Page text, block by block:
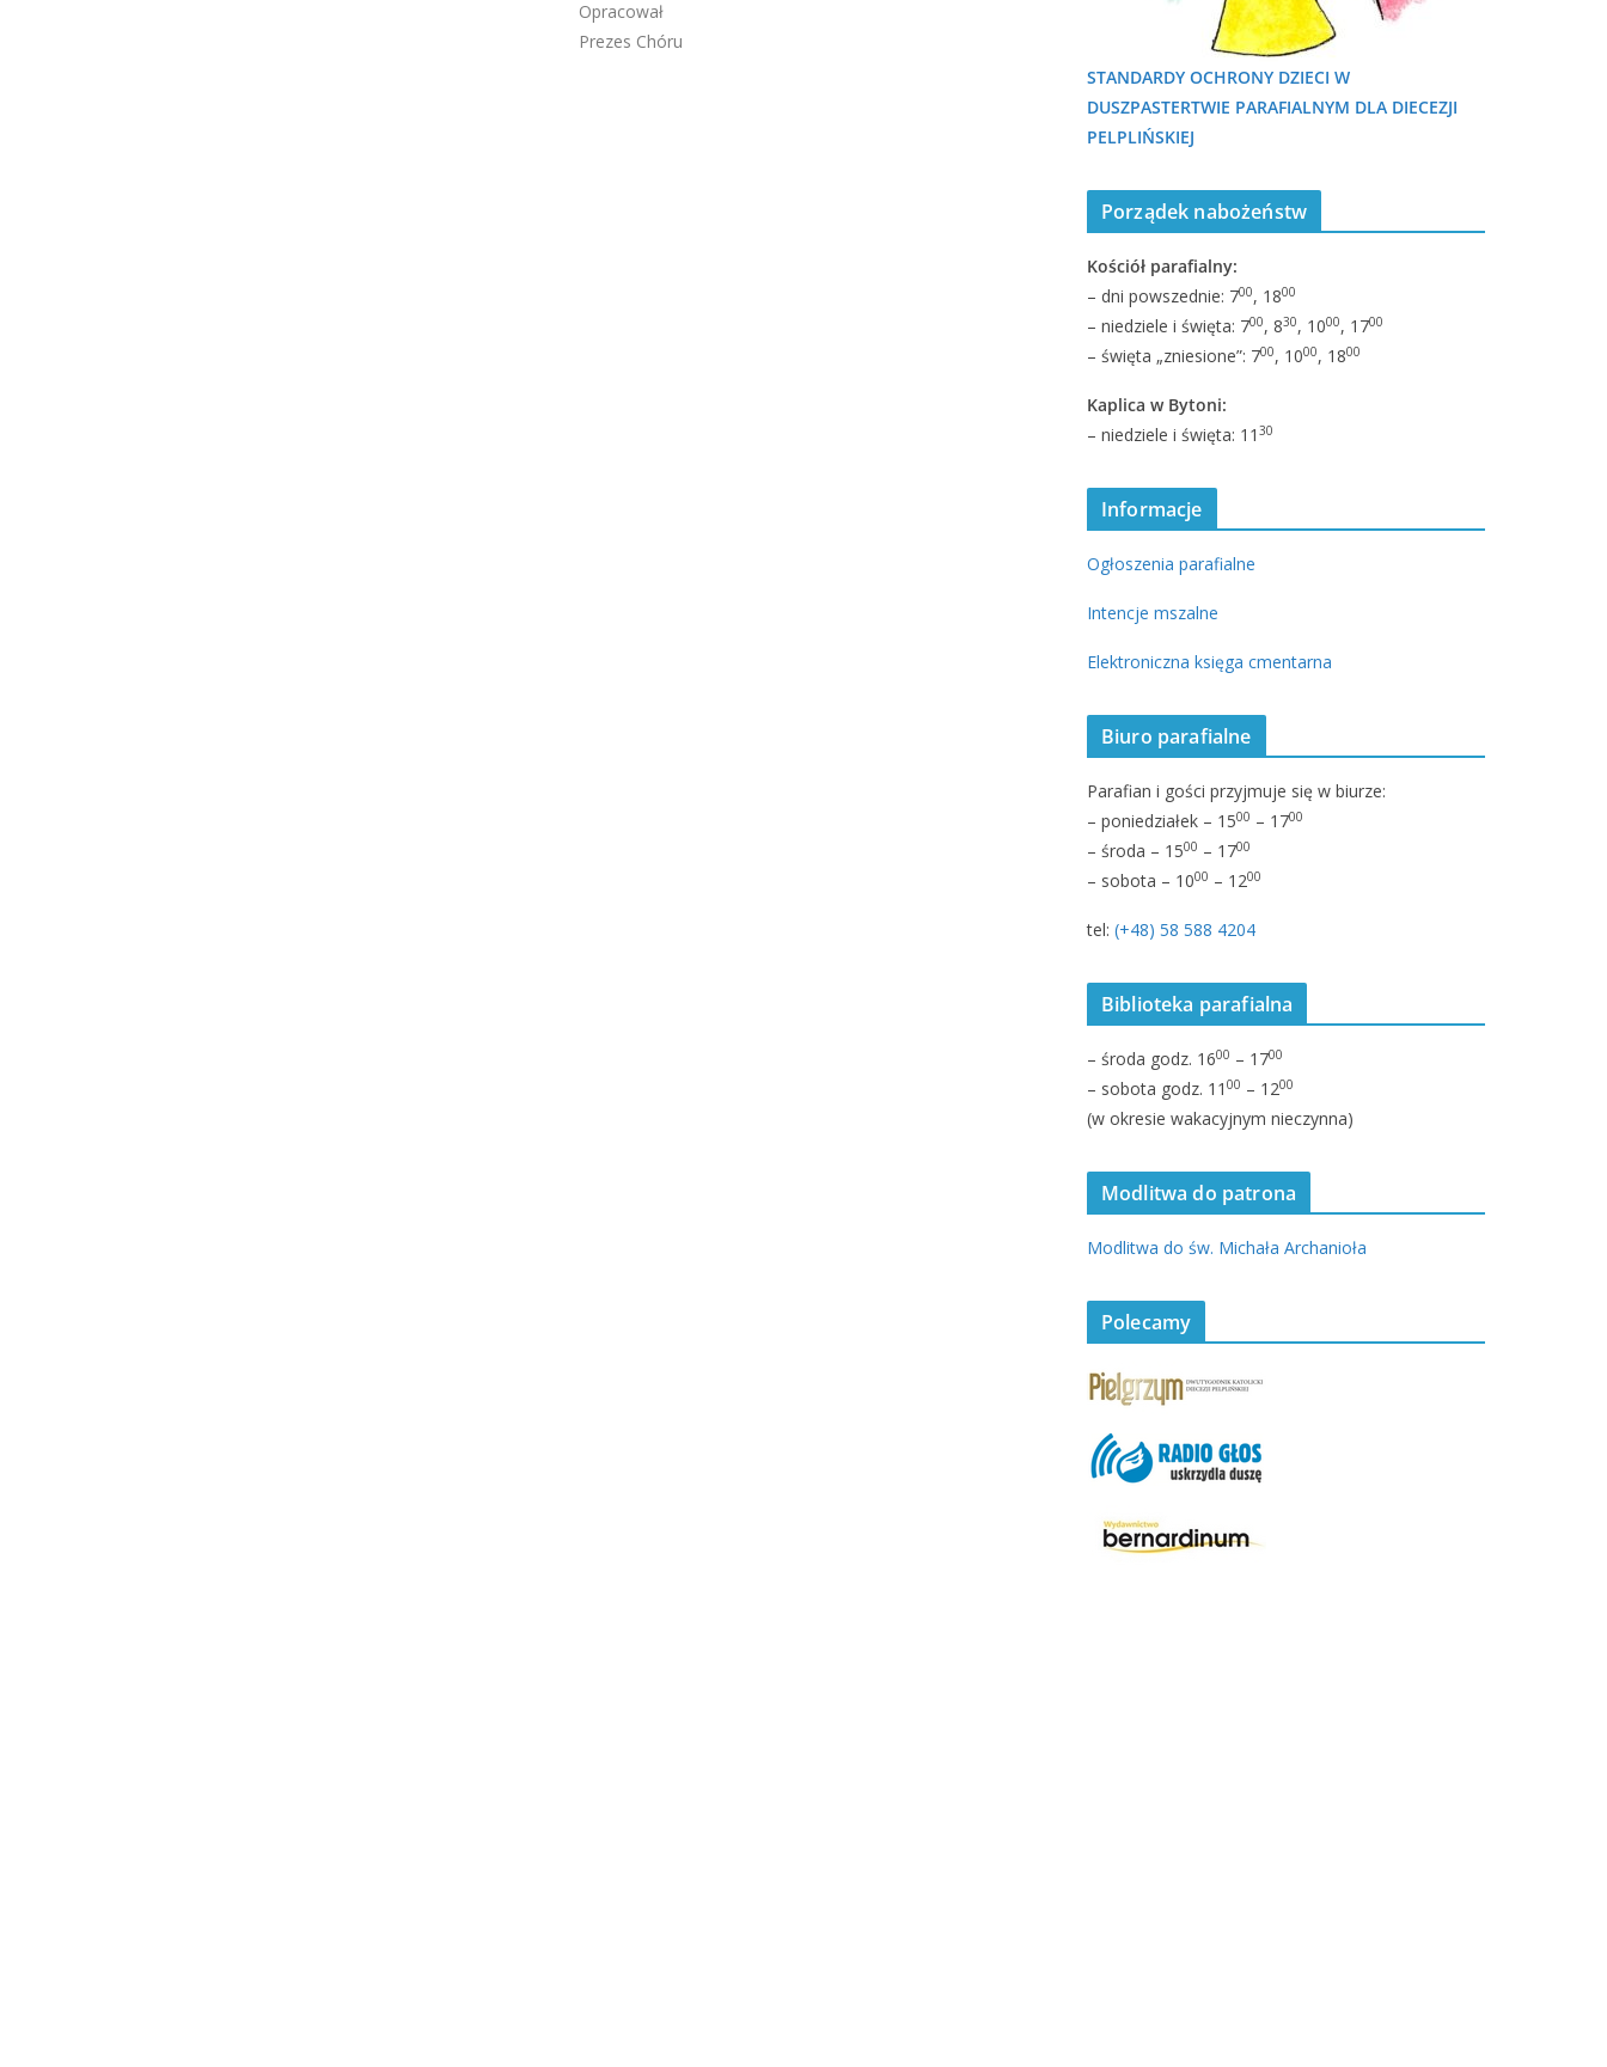
Opracował
Prezes Chóru
STANDARDY OCHRONY DZIECI W
DUSZPASTERTWIE PARAFIALNYM DLA DIECEZJI
PELPLIŃSKIEJ
Porządek nabożeństw
Kościół parafialny:
– dni powszednie: 700, 1800
– niedziele i święta: 700, 830, 1000, 1700
– święta „zniesione”: 700, 1000, 1800
Kaplica w Bytoni:
– niedziele i święta: 11 30
Informacje
Ogłoszenia parafialne
Intencje mszalne
Elektroniczna księga cmentarna
Biuro parafialne
Parafian i gości przyjmuje się w biurze:
– poniedziałek – 1500 – 1700
– środa – 1500 – 1700
– sobota – 1000 – 1200
tel: (+48) 58 588 4204
Biblioteka parafialna
– środa godz. 1600 – 1700
– sobota godz. 11 00 – 1200
(w okresie wakacyjnym nieczynna)
Modlitwa do patrona
Modlitwa do św. Michała Archanioła
Polecamy